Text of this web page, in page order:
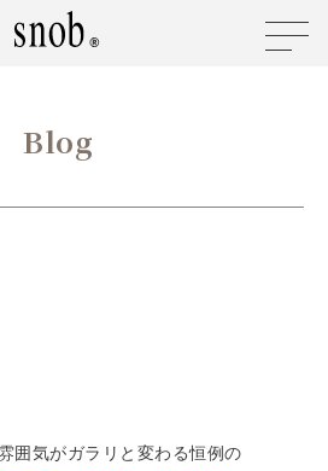
Blog
囲気がガラリと変わる恒例の